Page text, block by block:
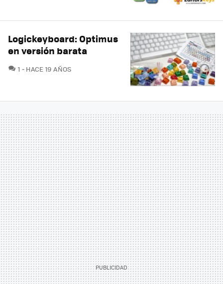
Logickeyboard: Optimus
en versión barata
1 COMENTARIOS
HACE 19 AÑOS